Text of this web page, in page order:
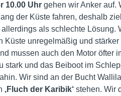
10.00 Uhr gehen wir Anker auf.
der Küste fahren, deshalb
als schlechte Lösung.
Küste unregelmäßig und stärker
mussen auch den Motor öfter
stark und das Beiboot im
Wir sind an der Bucht
‚Fluch der Karibik‘ stehen. Wir